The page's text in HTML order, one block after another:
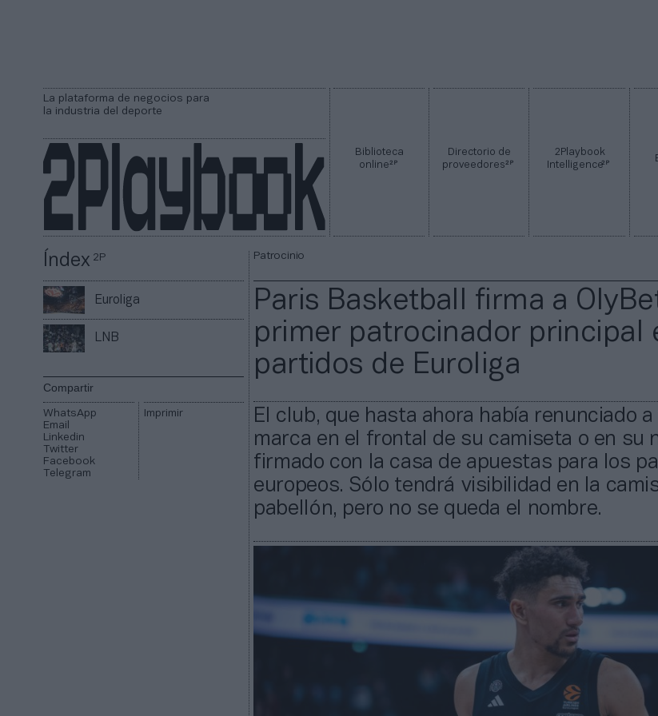
La plataforma de negocios para
la industria del deporte
Biblioteca
online2P
Directorio de
proveedores2P
2Playbook
Intelligence2P
Índex2P
Euroliga
LNB
Compartir
WhatsApp
Email
Linkedin
Twitter
Facebook
Telegram
Imprimir
Patrocinio
Paris Basketball firma a
primer patrocinador principal
partidos de Euroliga
El club, que hasta ahora había renunciado
marca en el frontal de su camiseta o en su
firmado con la casa de apuestas para los
europeos. Sólo tendrá visibilidad en la
pabellón, pero no se queda el nombre.